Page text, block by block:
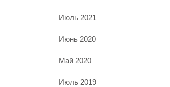
Июль 2021
Июнь 2020
Май 2020
Июль 2019